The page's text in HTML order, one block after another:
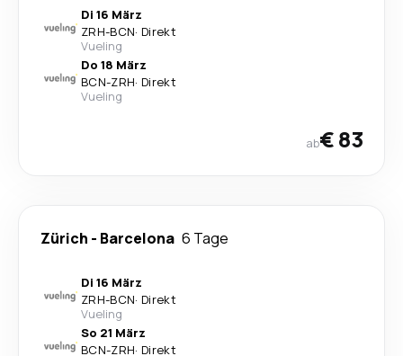
Di 16 März
ZRH-BCN· Direkt
Vueling
Do 18 März
BCN-ZRH· Direkt
Vueling
ab€ 83
Zürich - Barcelona 6 Tage
Di 16 März
ZRH-BCN· Direkt
Vueling
So 21 März
BCN-ZRH· Direkt